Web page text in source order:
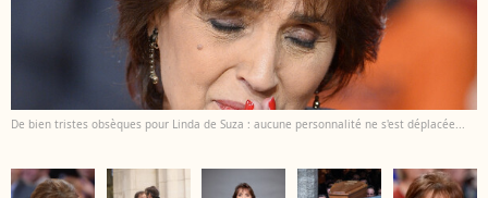
De bien tristes obsèques pour Linda de Suza : aucune personnalité ne s'est déplacée...